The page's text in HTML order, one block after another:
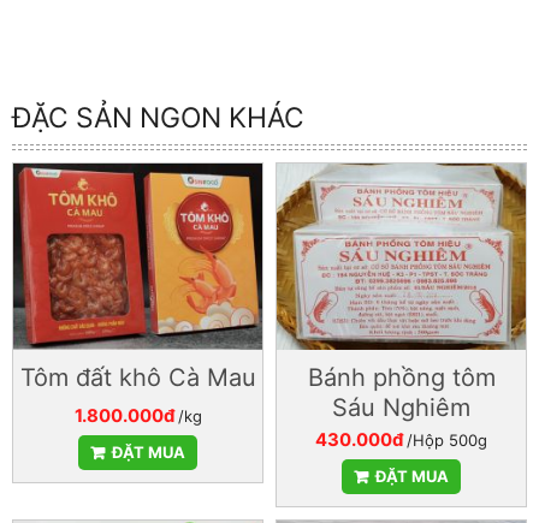
ĐẶC SẢN NGON KHÁC
Tôm đất khô Cà Mau
1.800.000đ /kg
ĐẶT MUA
Bánh phồng tôm
Sáu Nghiêm
430.000đ/Hộp 500g
ĐẶT MUA